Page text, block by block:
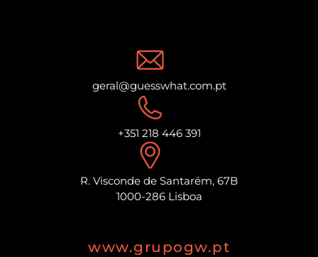
geral@guesswhat.com.pt
+351 218 446 391
R. Visconde de Santarém, 67B
1000-286 Lisboa
www.grupogw.pt